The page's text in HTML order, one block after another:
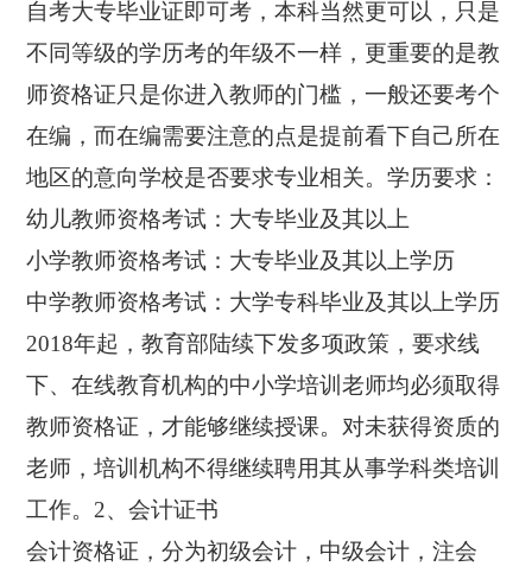
自考大专毕业证即可考，本科当然更可以，只是
不同等级的学历考的年级不一样，更重要的是教
师资格证只是你进入教师的门槛，一般还要考个
在编，而在编需要注意的点是提前看下自己所在
地区的意向学校是否要求专业相关。学历要求：
幼儿教师资格考试：大专毕业及其以上
小学教师资格考试：大专毕业及其以上学历
中学教师资格考试：大学专科毕业及其以上学历
2018年起，教育部陆续下发多项政策，要求线
下、在线教育机构的中小学培训老师均必须取得
教师资格证，才能够继续授课。对未获得资质的
老师，培训机构不得继续聘用其从事学科类培训
工作。2、会计证书
会计资格证，分为初级会计，中级会计，注会